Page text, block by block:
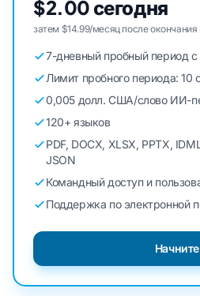
$2.00 сегодня
затем $14.99/месяц после окончания
7-дневный пробный период
Лимит пробного периода: 10
0,005 долл. США/слово ИИ-
120+ языков
PDF, DOCX, XLSX, PPTX,
JSON
Командный доступ и
Поддержка по электронной
Начните